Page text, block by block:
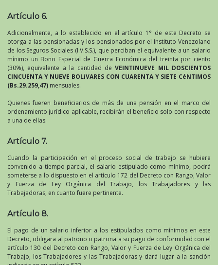
Artículo 6.
Adicionalmente, a lo establecido en el artículo 1° de este Decreto se
otorga a las pensionadas y los pensionados por el Instituto Venezolano
de los Seguros Sociales (I.V.S.S.), que perciban el equivalente a un salario
mínimo un Bono Especial de Guerra Económica del treinta por ciento
(30%), equivalente a la cantidad deVEINTINUEVE MIL DOSCIENTOS
CINCUENTA Y NUEVE BOLiVARES CON CUARENTA Y SIETE CéNTIMOS
(Bs.29.259,47) mensuales.
Quienes fueren beneficiarios de más de una pensión en el marco del
ordenamiento jurídico aplicable, recibirán el beneficio solo con respecto
a una de ellas.
Artículo 7.
Cuando la participación en el proceso social de trabajo se hubiere
convenido a tiempo parcial, el salario estipulado como mínimo, podrá
someterse a lo dispuesto en el artículo 172 del Decreto con Rango, Valor
y Fuerza de Ley Orgánica del Trabajo, los Trabajadores y las
Trabajadoras, en cuanto fuere pertinente.
Artículo 8.
El pago de un salario inferior a los estipulados como mínimos en este
Decreto, obligara al patrono o patrona a su pago de conformidad con el
artículo 130 del Decreto con Rango, Valor y Fuerza de Ley Orgánica del
Trabajo, los Trabajadores y las Trabajadoras y dará lugar a la sanción